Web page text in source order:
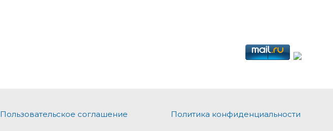
Пользовательское соглашение Политика конфиденциальности